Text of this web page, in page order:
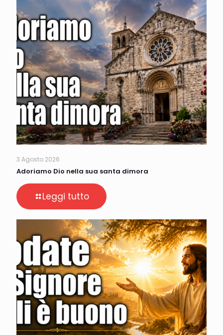
3 Agosto 2026
Adoriamo Dio nella sua santa dimora
Leggi tutto